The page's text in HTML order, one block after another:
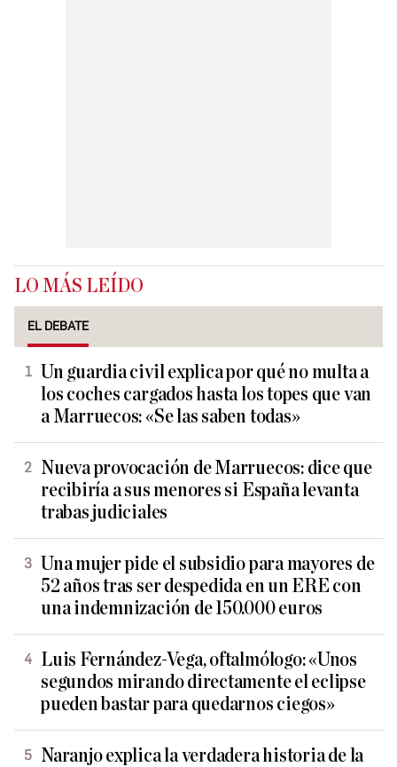
LO MÁS LEÍDO
EL DEBATE
Un guardia civil explica por qué no multa a
los coches cargados hasta los topes que van
a Marruecos: «Se las saben todas»
Nueva provocación de Marruecos: dice que
recibiría a sus menores si España levanta
trabas judiciales
Una mujer pide el subsidio para mayores de
52 años tras ser despedida en un ERE con
una indemnización de 150.000 euros
Luis Fernández-Vega, oftalmólogo: «Unos
segundos mirando directamente el eclipse
pueden bastar para quedarnos ciegos»
Naranjo explica la verdadera historia de la